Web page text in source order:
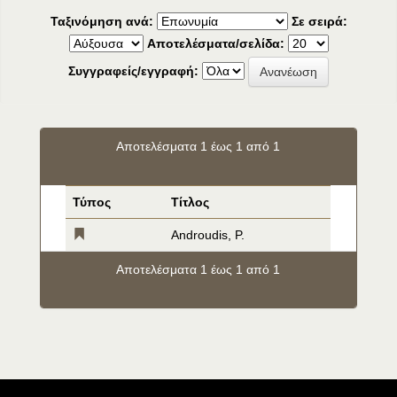
Ταξινόμηση ανά:
Σε σειρά:
Αποτελέσματα/σελίδα:
Συγγραφείς/εγγραφή:
Αποτελέσματα 1 έως 1 από 1
Τύπος Τίτλος
Androudis, P.
Αποτελέσματα 1 έως 1 από 1